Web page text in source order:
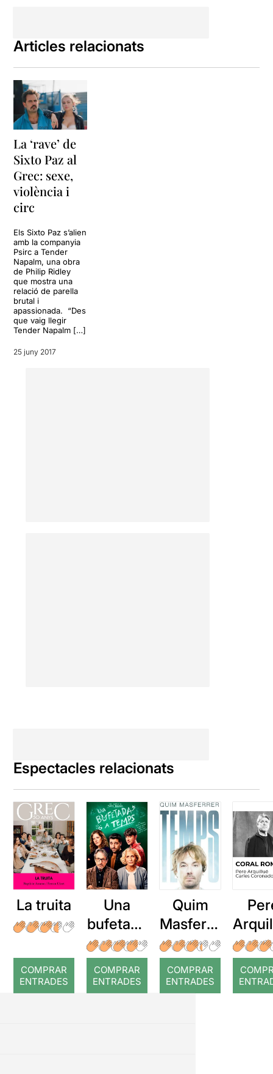
tècnica per mostrar
integrar-se absolutament a
Articles relacionats
La ‘rave’ de
Sixto Paz al
Grec: sexe,
violència i
circ
Els Sixto Paz s’alien
amb la companyia
Psirc a Tender
Napalm, una obra
de Philip Ridley
que mostra una
relació de parella
brutal i
apassionada. “Des
que vaig llegir
Tender Napalm […]
25 juny 2017
Espectacles relacionats
La truita
COMPRAR
ENTRADES
Una
bufetada
a temps
COMPRAR
ENTRADES
Quim
Masferre
r: Temps
COMPRAR
ENTRADES
: